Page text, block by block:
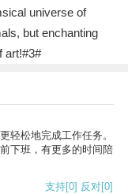
universe of
but enchanting
art!#3#
轻松地完成工作任务。
下班，有更多的时间陪
支持[0] 反对[0]